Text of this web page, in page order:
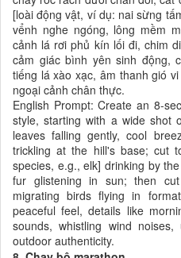
[loài động vật, ví dụ: nai sừng
vểnh nghe ngóng, lông mềm
cảnh lá rơi phủ kín lối đi, chim
cảm giác bình yên sinh động,
tiếng lá xào xạc, âm thanh gió
ngoại cảnh chân thực.
English Prompt: Create an 8-
style, starting with a wide shot
leaves falling gently, cool
trickling at the hill's base; cut
species, e.g., elk] drinking by
fur glistening in sun; then
migrating birds flying in
peaceful feel, details like
sounds, whistling wind
outdoor authenticity.